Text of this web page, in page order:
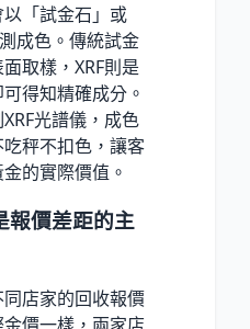
「試金石」或
測成色。傳統試金
取樣，XRF則是
得知精確成分。
光譜儀，成色
秤不扣色，讓客
的實際價值。
報價差距的主
店家的回收報價